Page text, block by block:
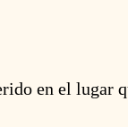
en el lugar